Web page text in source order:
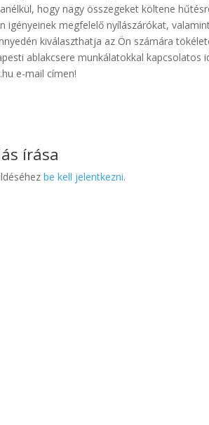
hogy nagy összegeket költene
igényeinek megfelelő nyílászárókat,
kiválaszthatja az Ön számára
ablakcsere munkálatokkal
e-mail címen!
írása
be kell jelentkezni.